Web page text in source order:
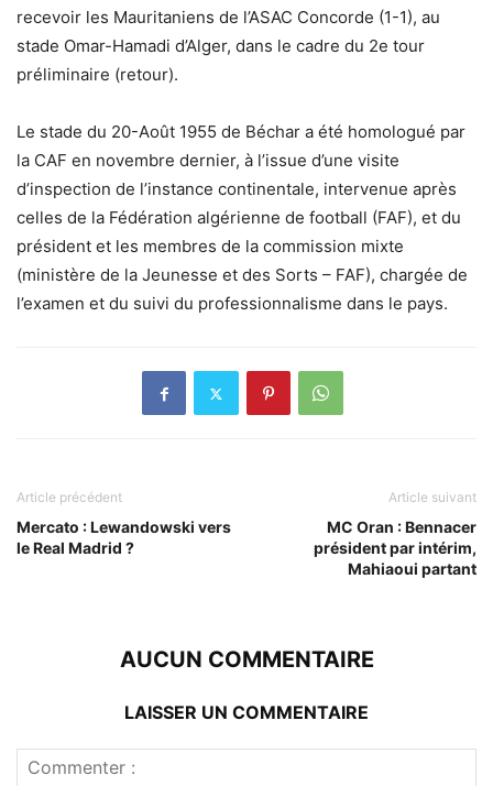
recevoir les Mauritaniens de l’ASAC Concorde (1-1), au
stade Omar-Hamadi d’Alger, dans le cadre du 2e tour
préliminaire (retour).
Le stade du 20-Août 1955 de Béchar a été homologué par
la CAF en novembre dernier, à l’issue d’une visite
d’inspection de l’instance continentale, intervenue après
celles de la Fédération algérienne de football (FAF), et du
président et les membres de la commission mixte
(ministère de la Jeunesse et des Sorts – FAF), chargée de
l’examen et du suivi du professionnalisme dans le pays.
Article précédent
Mercato : Lewandowski vers
le Real Madrid ?
Article suivant
MC Oran : Bennacer
président par intérim,
Mahiaoui partant
AUCUN COMMENTAIRE
LAISSER UN COMMENTAIRE